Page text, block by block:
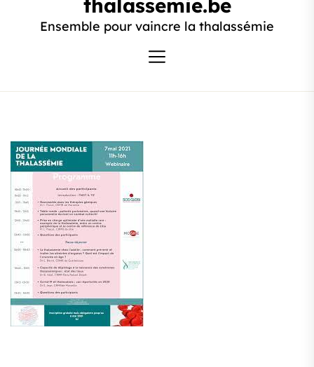
thalassemie.be
Ensemble pour vaincre la thalassémie